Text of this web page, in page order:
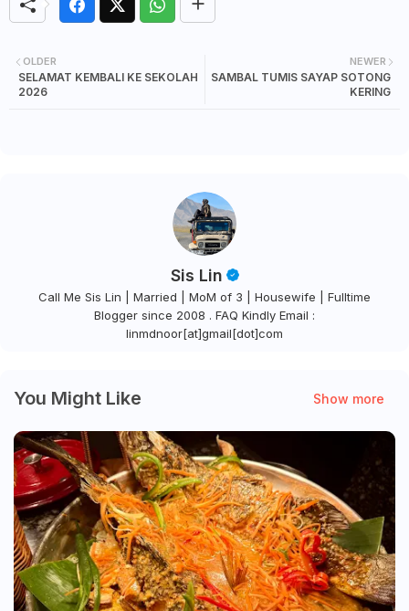
NEWER
SAMBAL TUMIS SAYAP SOTONG
KERING
OLDER
SELAMAT KEMBALI KE SEKOLAH
2026
Sis Lin
Call Me Sis Lin | Married | MoM of 3 | Housewife | Fulltime
Blogger since 2008 . FAQ Kindly Email :
linmdnoor[at]gmail[dot]com
You Might Like Show more